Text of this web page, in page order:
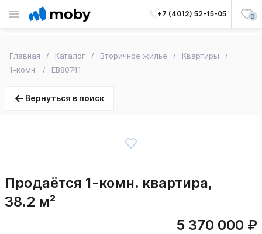
+7 (4012) 52-15-05 0
Главная Каталог Вторичное жилье
Квартиры
1-комн.
EB80741
Вернуться в поиск
Продаётся 1-комн. квартира,
38.2 м²
5 370 000 ₽